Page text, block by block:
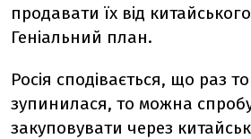
продавати їх від китайського
Геніальний план.
Росія сподівається, що раз
зупинилася, то можна
закуповувати через